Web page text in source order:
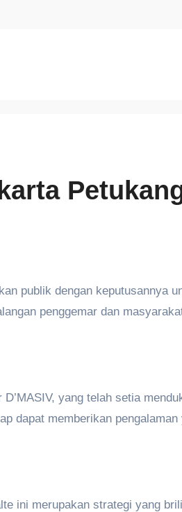
publik dengan keputusannya
penggemar dan
yang telah setia
dapat memberikan
ini merupakan strategi yang